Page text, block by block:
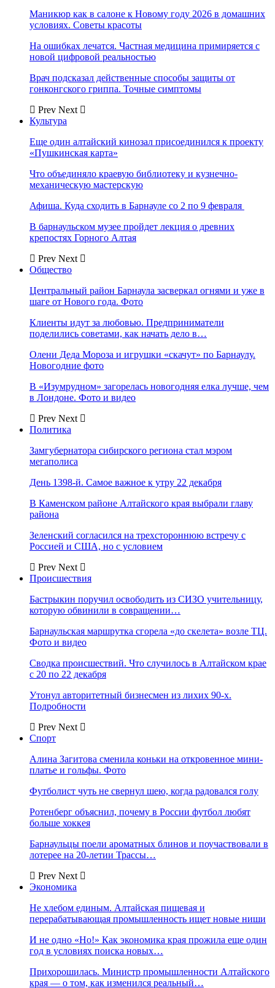
Маникюр как в салоне к Новому году 2026 в домашних
условиях. Советы красоты
На ошибках лечатся. Частная медицина примиряется с
новой цифровой реальностью
Врач подсказал действенные способы защиты от
гонконгского гриппа. Точные симптомы
Prev Next
Культура
Еще один алтайский кинозал присоединился к проекту
«Пушкинская карта»
Что объединяло краевую библиотеку и кузнечно-
механическую мастерскую
Афиша. Куда сходить в Барнауле со 2 по 9 февраля
В барнаульском музее пройдет лекция о древних
крепостях Горного Алтая
Prev Next
Общество
Центральный район Барнаула засверкал огнями и уже в
шаге от Нового года. Фото
Клиенты идут за любовью. Предприниматели
поделились советами, как начать дело в…
Олени Деда Мороза и игрушки «скачут» по Барнаулу.
Новогодние фото
В «Изумрудном» загорелась новогодняя елка лучше, чем
в Лондоне. Фото и видео
Prev Next
Политика
Замгубернатора сибирского региона стал мэром
мегаполиса
День 1398-й. Самое важное к утру 22 декабря
В Каменском районе Алтайского края выбрали главу
района
Зеленский согласился на трехстороннюю встречу с
Россией и США, но с условием
Prev Next
Происшествия
Бастрыкин поручил освободить из СИЗО учительницу,
которую обвинили в совращении…
Барнаульская маршрутка сгорела «до скелета» возле ТЦ.
Фото и видео
Сводка происшествий. Что случилось в Алтайском крае
с 20 по 22 декабря
Утонул авторитетный бизнесмен из лихих 90-х.
Подробности
Prev Next
Спорт
Алина Загитова сменила коньки на откровенное мини-
платье и гольфы. Фото
Футболист чуть не свернул шею, когда радовался голу
Ротенберг объяснил, почему в России футбол любят
больше хоккея
Барнаульцы поели ароматных блинов и поучаствовали в
лотерее на 20-летии Трассы…
Prev Next
Экономика
Не хлебом единым. Алтайская пищевая и
перерабатывающая промышленность ищет новые ниши
И не одно «Но!» Как экономика края прожила еще один
год в условиях поиска новых…
Прихорошилась. Министр промышленности Алтайского
края — о том, как изменился реальный…